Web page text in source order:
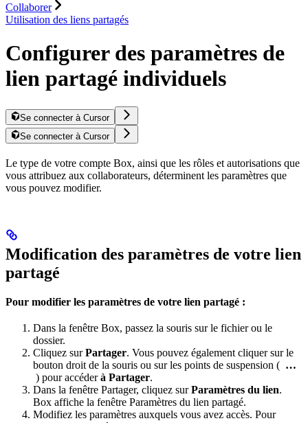
Collaborer
Utilisation des liens partagés
Configurer des paramètres de
lien partagé individuels
Se connecter à Cursor
Se connecter à Cursor
Le type de votre compte Box, ainsi que les rôles et autorisations que
vous attribuez aux collaborateurs, déterminent les paramètres que
vous pouvez modifier.
Modification des paramètres de votre lien
partagé
Pour modifier les paramètres de votre lien partagé :
Dans la fenêtre Box, passez la souris sur le fichier ou le
dossier.
Cliquez surPartager. Vous pouvez également cliquer sur le
bouton droit de la souris ou sur les points de suspension ( …
) pour accéderà Partager.
Dans la fenêtre Partager, cliquez surParamètres du lien.
Box affiche la fenêtre Paramètres du lien partagé.
Modifiez les paramètres auxquels vous avez accès. Pour